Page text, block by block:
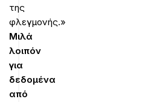
της
φλεγμονής.»
Μιλά
λοιπόν
για
δεδομένα
από